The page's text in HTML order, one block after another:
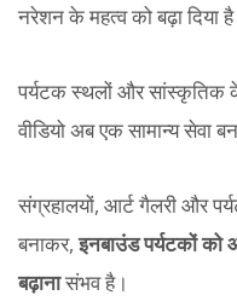
नरेशन के महत्व को बढ़ा दिया
पर्यटक स्थलों और सांस्कृतिक
वीडियो अब एक सामान्य सेवा
संग्रहालयों, आर्ट गैलरी और
बनाकर,इनबाउंड पर्यटकों
बढ़ानासंभव है।